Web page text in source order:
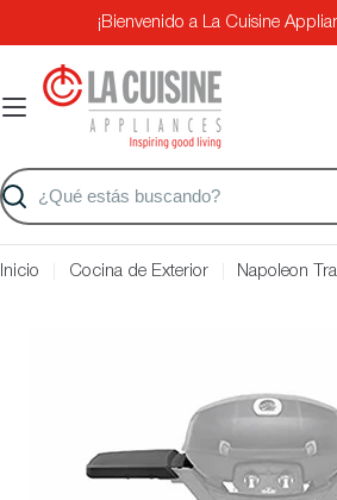
al
contenido
¡Bienvenido a La Cuisine
Buscar
Inicio Cocina de Exterior